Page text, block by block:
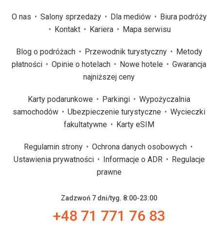
O nas Salony sprzedaży Dla mediów
Biura podróży
Kontakt
Kariera Mapa serwisu
Blog o podróżach Przewodnik turystyczny
Metody
płatności
Opinie o hotelach Nowe hotele
Gwarancja
najniższej ceny
Karty podarunkowe Parkingi
Wypożyczalnia
samochodów
Ubezpieczenie turystyczne
Wycieczki
fakultatywne
Karty eSIM
Regulamin strony
Ochrona danych osobowych
Ustawienia prywatności
Informacje o ADR
Regulacje
prawne
Zadzwoń 7 dni/tyg. 8:00-23:00
+48 71 771 76 83